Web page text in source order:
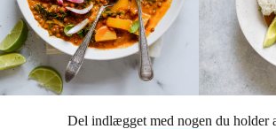
Del indlægget med nogen du holder